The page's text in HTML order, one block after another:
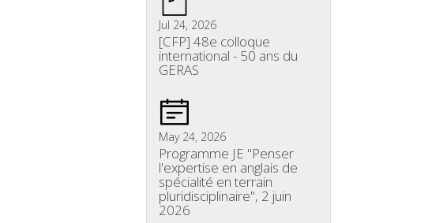
Jul 24, 2026
[CFP] 48e colloque
international - 50 ans du
GERAS
May 24, 2026
Programme JE "Penser
l'expertise en anglais de
spécialité en terrain
pluridisciplinaire", 2 juin
2026